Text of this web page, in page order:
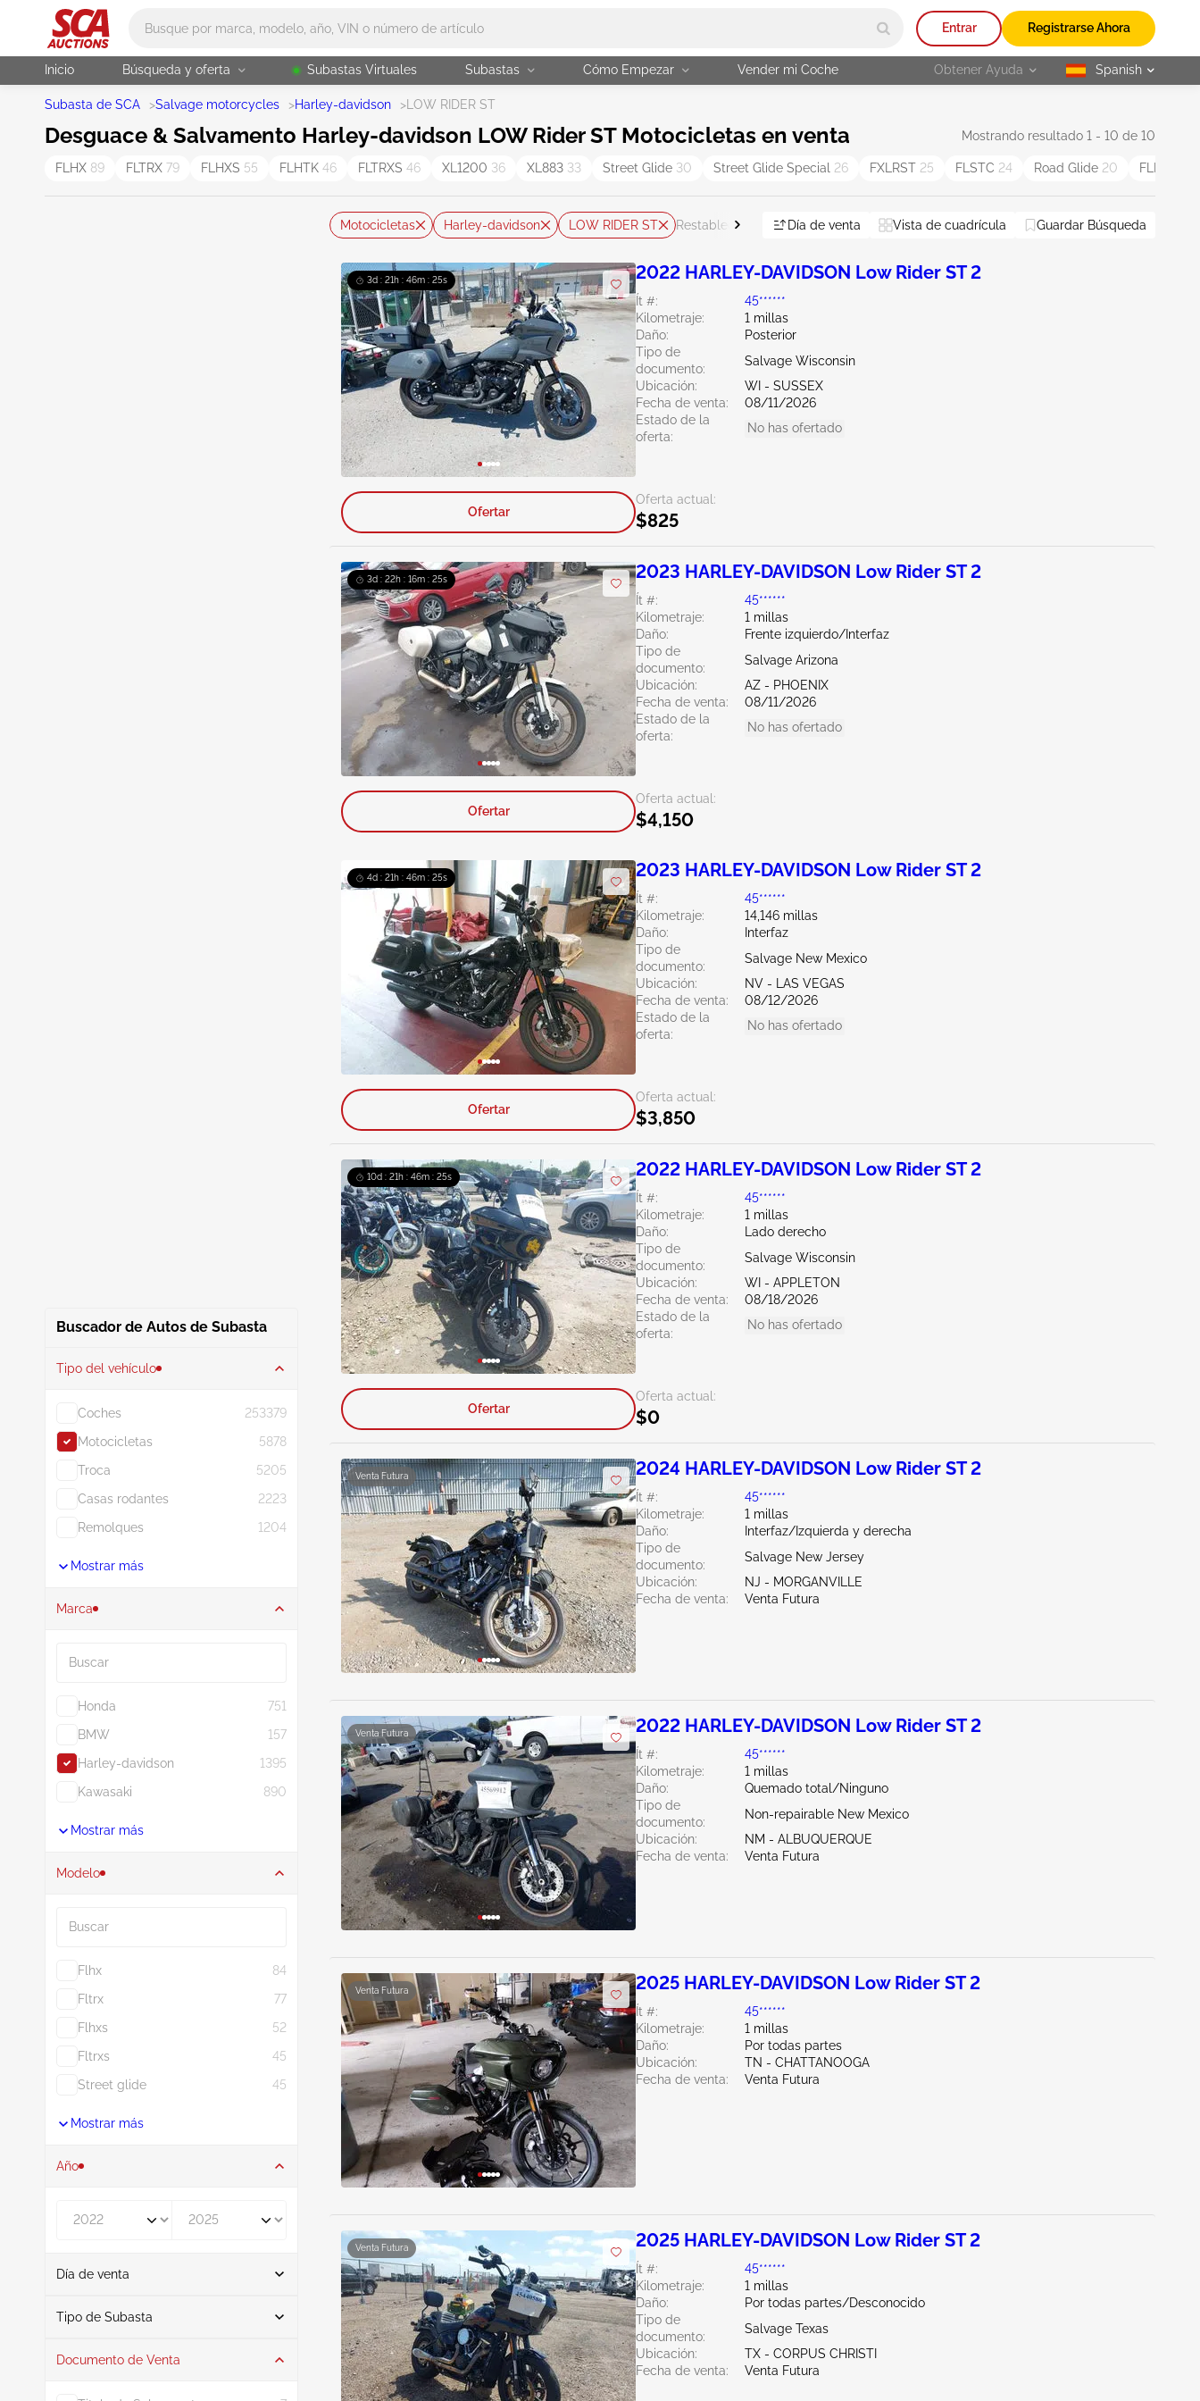
Entrar Registrarse Ahora
Inicio Búsqueda y oferta Subastas Virtuales Subastas Cómo Empezar Vender mi Coche Obtener Ayuda selected
Spanish
Subasta de SCA >Salvage motorcycles >Harley-davidson > LOW RIDER ST
Desguace & Salvamento Harley-davidson LOW Rider ST Motocicletas en venta Mostrando resultado 1 - 10 de 10
FLHX 89 FLTRX 79 FLHXS 55 FLHTK 46 FLTRXS 46 XL1200 36 XL883 33 Street Glide 30 Street Glide Special 26 FXLRST 25 FLSTC 24 Road Glide 20 FLHR
Buscador de Autos de Subasta
Tipo del vehículo
Coches
253379
Motocicletas
5878
Troca
5205
Casas rodantes
2223
Remolques
1204
Mostrar más
Marca
Honda
751
BMW
157
Harley-davidson
1395
Kawasaki
890
Mostrar más
Modelo
Flhx
84
Fltrx
77
Flhxs
52
Fltrxs
45
Street glide
45
Mostrar más
Año
Día de venta
De
Tipo de Subasta
Subasta 10
Documento de Venta
Motocicletas Harley-davidson LOW RIDER ST Restablecer todo Día de venta Vista de cuadrícula Guardar Búsqueda
3d : 21h : 46m : 24s 2022 HARLEY-DAVIDSON Low Rider ST 2
Ít #:
45******
Kilometraje:
1 millas
Daño:
Posterior
Tipo de
documento:
Salvage Wisconsin
Ubicación:
WI - SUSSEX
Fecha de venta:
08/11/2026
Estado de la
oferta:
No has ofertado
Oferta actual:
$825
Ofertar
3d : 22h : 16m : 24s 2023 HARLEY-DAVIDSON Low Rider ST 2
Ít #:
45******
Kilometraje:
1 millas
Daño:
Frente izquierdo/Interfaz
Tipo de
documento:
Salvage Arizona
Ubicación:
AZ - PHOENIX
Fecha de venta:
08/11/2026
Estado de la
oferta:
No has ofertado
Oferta actual:
$4,150
Ofertar
4d : 21h : 46m : 24s 2023 HARLEY-DAVIDSON Low Rider ST 2
Ít #:
45******
Kilometraje:
14,146 millas
Daño:
Interfaz
Tipo de
documento:
Salvage New Mexico
Ubicación:
NV - LAS VEGAS
Fecha de venta:
08/12/2026
Estado de la
oferta:
No has ofertado
Oferta actual:
$3,850
Ofertar
10d : 21h : 46m : 24s 2022 HARLEY-DAVIDSON Low Rider ST 2
Ít #:
45******
Kilometraje:
1 millas
Daño:
Lado derecho
Tipo de
documento:
Salvage Wisconsin
Ubicación:
WI - APPLETON
Fecha de venta:
08/18/2026
Estado de la
oferta:
No has ofertado
Oferta actual:
$0
Ofertar
Venta Futura 2024 HARLEY-DAVIDSON Low Rider ST 2
Ít #:
45******
Kilometraje:
1 millas
Daño:
Interfaz/Izquierda y derecha
Tipo de
documento:
Salvage New Jersey
Ubicación:
NJ - MORGANVILLE
Fecha de venta:
Venta Futura
Venta Futura 2022 HARLEY-DAVIDSON Low Rider ST 2
Ít #:
45******
Kilometraje:
1 millas
Daño:
Quemado total/Ninguno
Tipo de
documento:
Non-repairable New Mexico
Ubicación:
NM - ALBUQUERQUE
Fecha de venta:
Venta Futura
Venta Futura 2025 HARLEY-DAVIDSON Low Rider ST 2
Ít #:
45******
Kilometraje:
1 millas
Daño:
Por todas partes
Ubicación:
TN - CHATTANOOGA
Fecha de venta:
Venta Futura
Venta Futura 2025 HARLEY-DAVIDSON Low Rider ST 2
Ít #:
45******
Kilometraje:
1 millas
Daño:
Por todas partes/Desconocido
Tipo de
documento:
Salvage Texas
Ubicación:
TX - CORPUS CHRISTI
Fecha de venta:
Venta Futura